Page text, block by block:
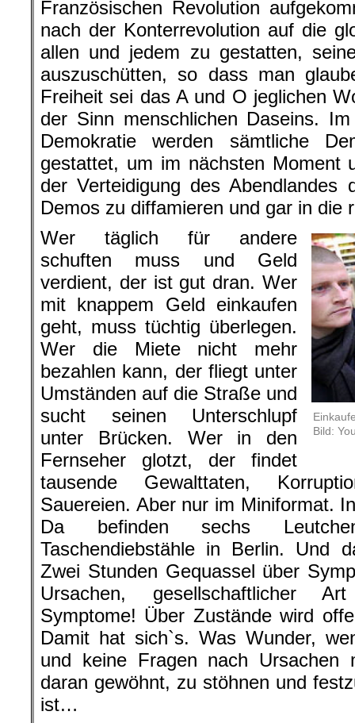
Französischen Revolution
nach der Konterrevolution auf die
allen und jedem zu gestatten,
auszuschütten, so dass man
Freiheit sei das A und O jeglichen
der Sinn menschlichen Daseins.
Demokratie werden sämtliche
gestattet, um im nächsten Moment
der Verteidigung des Abendlandes
Demos zu diffamieren und gar in die
Bild:
Wer täglich für andere
schuften muss und Geld
verdient, der ist gut dran. Wer
mit knappem Geld einkaufen
geht, muss tüchtig überlegen.
Wer die Miete nicht mehr
bezahlen kann, der fliegt unter
Umständen auf die Straße und
sucht seinen Unterschlupf
unter Brücken. Wer in den
Fernseher glotzt, der findet
tausende Gewalttaten,
Sauereien. Aber nur im Miniformat.
Da befinden sechs
Taschendiebstähle in Berlin. Und
Zwei Stunden Gequassel über
Ursachen, gesellschaftlicher
Symptome! Über Zustände wird
Damit hat sich`s. Was Wunder,
und keine Fragen nach
daran gewöhnt, zu stöhnen und
ist…